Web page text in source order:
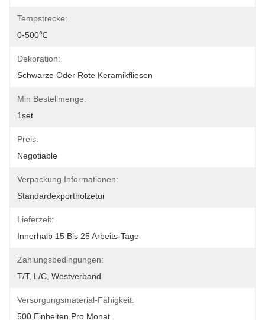
Tempstrecke:
0-500℃
Dekoration:
Schwarze Oder Rote Keramikfliesen
Min Bestellmenge:
1set
Preis:
Negotiable
Verpackung Informationen:
Standardexportholzetui
Lieferzeit:
Innerhalb 15 Bis 25 Arbeits-Tage
Zahlungsbedingungen:
T/T, L/C, Westverband
Versorgungsmaterial-Fähigkeit:
500 Einheiten Pro Monat